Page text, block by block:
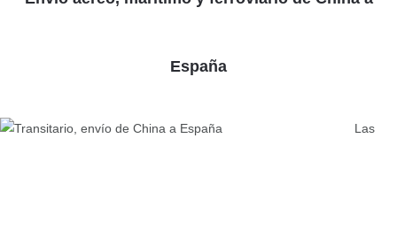
España
Las